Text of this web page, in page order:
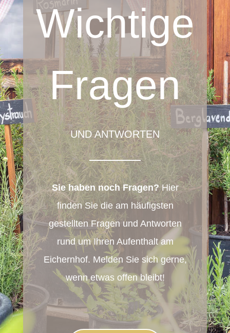
Wichtige
Fragen
UND ANTWORTEN
Sie haben noch Fragen?Hier
finden Sie die am häufigsten
gestellten Fragen und Antworten
rund um Ihren Aufenthalt am
Eichernhof. Melden Sie sich gerne,
wenn etwas offen bleibt!